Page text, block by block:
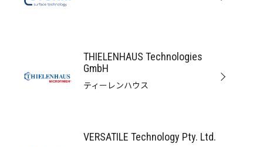
THIELENHAUS Technologies
GmbH
ティーレンハウス
VERSATILE Technology Pty. Ltd.